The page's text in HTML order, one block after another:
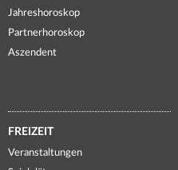
Jahreshoroskop
Partnerhoroskop
Aszendent
FREIZEIT
Veranstaltungen